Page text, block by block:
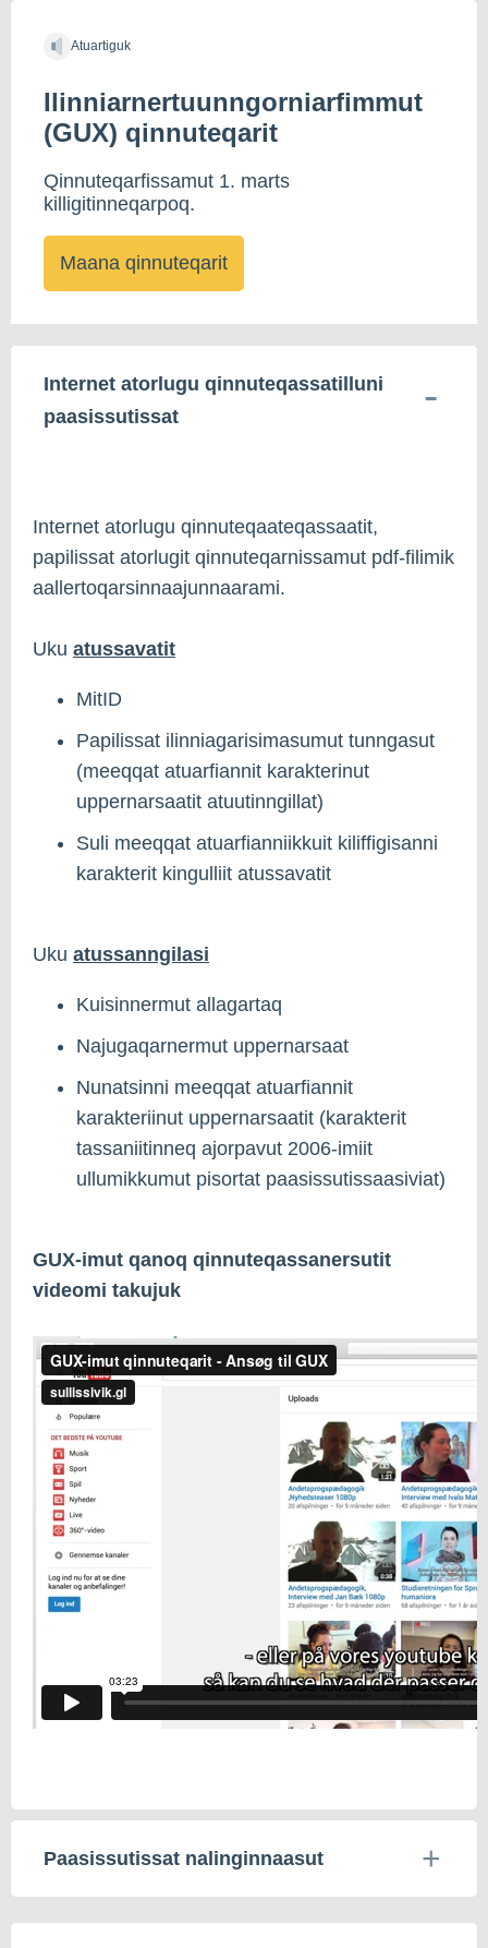
Atuartiguk
Ilinniarnertuunngorniarfimmut
(GUX) qinnuteqarit
Qinnuteqarfissamut 1. marts
killigitinneqarpoq.
Maana qinnuteqarit
Internet atorlugu qinnuteqassatilluni
paasissutissat
Internet atorlugu qinnuteqaateqassaatit,
papilissat atorlugit qinnuteqarnissamut pdf-filimik
aallertoqarsinnaajunnaarami.
Uku atussavatit
MitID
Papilissat ilinniagarisimasumut tunngasut
(meeqqat atuarfiannit karakterinut
uppernarsaatit atuutinngillat)
Suli meeqqat atuarfianniikkuit kiliffigisanni
karakterit kingulliit atussavatit
Uku atussanngilasi
Kuisinnermut allagartaq
Najugaqarnermut uppernarsaat
Nunatsinni meeqqat atuarfiannit
karakteriinut uppernarsaatit (karakterit
tassaniitinneq ajorpavut 2006-imiit
ullumikkumut pisortat paasissutissaasiviat)
GUX-imut qanoq qinnuteqassanersutit
videomi takujuk
Paasissutissat nalinginnaasut